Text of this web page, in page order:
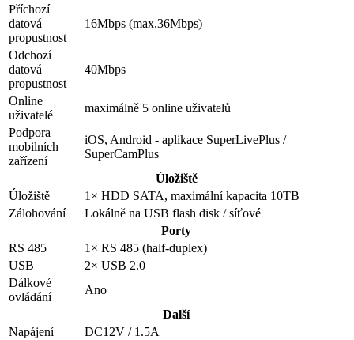
Příchozí
datová
propustnost
16Mbps (max.36Mbps)
Odchozí
datová
propustnost
40Mbps
Online
uživatelé
maximálně 5 online uživatelů
Podpora
mobilních
zařízení
iOS, Android - aplikace SuperLivePlus /
SuperCamPlus
Úložiště
Úložiště
1× HDD SATA, maximální kapacita 10TB
Zálohování
Lokálně na USB flash disk / síťové
Porty
RS 485
1× RS 485 (half-duplex)
USB
2× USB 2.0
Dálkové
ovládání
Ano
Další
Napájení
DC12V / 1.5A